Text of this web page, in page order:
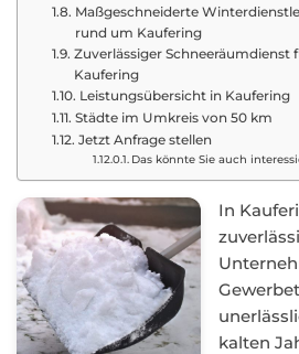
Maßgeschneiderte
rund um Kaufering
Zuverlässiger Schneeräumdienst
Kaufering
Leistungsübersicht in Kaufering
Städte im Umkreis von 50 km
Jetzt Anfrage stellen
Das könnte Sie auch
In
kalten